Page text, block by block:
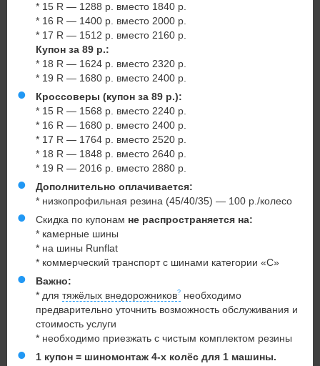
* 15 R — 1288 р. вместо 1840 р.
* 16 R — 1400 р. вместо 2000 р.
* 17 R — 1512 р. вместо 2160 р.
Купон за 89 р.:
* 18 R — 1624 р. вместо 2320 р.
* 19 R — 1680 р. вместо 2400 р.
Кроссоверы (купон за 89 р.):
* 15 R — 1568 р. вместо 2240 р.
* 16 R — 1680 р. вместо 2400 р.
* 17 R — 1764 р. вместо 2520 р.
* 18 R — 1848 р. вместо 2640 р.
* 19 R — 2016 р. вместо 2880 р.
Дополнительно оплачивается:
* низкопрофильная резина (45/40/35) — 100 р./колесо
Скидка по купонам не распространяется на:
* камерные шины
* на шины Runflat
* коммерческий транспорт с шинами категории «С»
Важно:
* для тяжёлых внедорожников
необходимо
предварительно уточнить возможность обслуживания и
стоимость услуги
* необходимо приезжать с чистым комплектом резины
1 купон = шиномонтаж 4-х колёс для 1 машины.